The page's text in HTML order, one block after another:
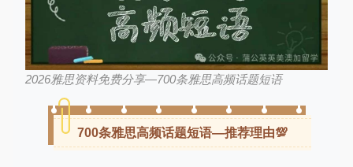
2026雅思资料免费分享—700条雅思高频话题短语
700条雅思高频话题短语—推荐理由💯